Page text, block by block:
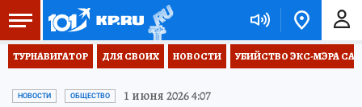
ТУРНАВИГАТОР ДЛЯ СВОИХ НОВОСТИ УБИЙСТВО ЭКС-МЭРА
НОВОСТИ ОБЩЕСТВО 1 июня 2026 4:07